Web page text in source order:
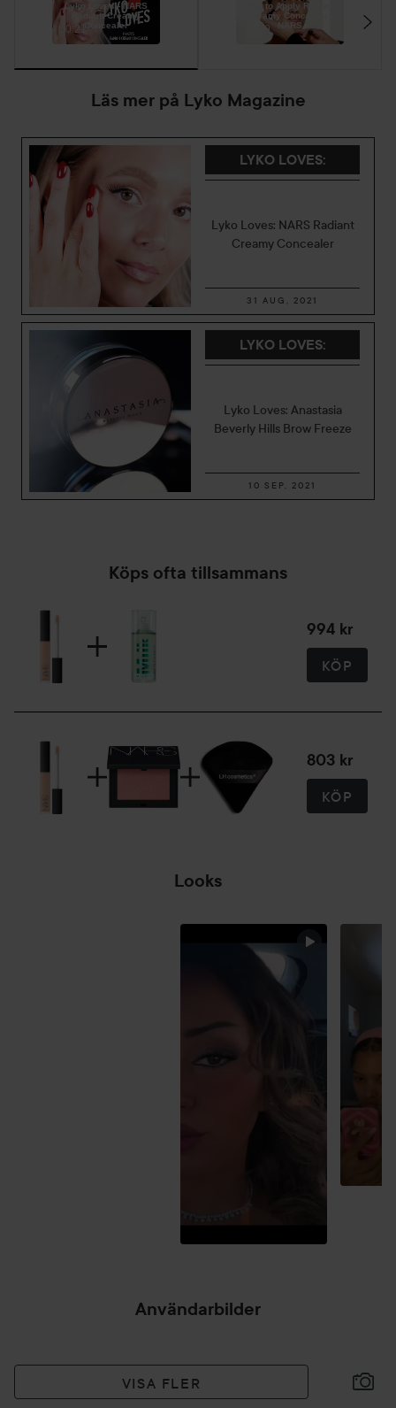
Lyko Loves - NARS
Radiant Creamy
Concealer
00:21
How to Apply Radiant
Creamy Concealer |
NARS
03:09
Läs mer på Lyko Magazine
LYKO LOVES:
Lyko Loves: NARS Radiant
Creamy Concealer
31 AUG, 2021
LYKO LOVES:
Lyko Loves: Anastasia
Beverly Hills Brow Freeze
10 SEP, 2021
Köps ofta tillsammans
994 kr
KÖP
803 kr
KÖP
Looks
Användarbilder
VISA FLER